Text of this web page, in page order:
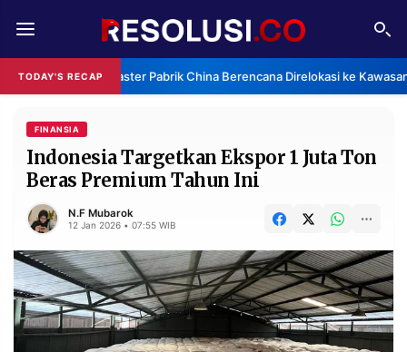
TODAY'S RECAPKlaster Pabrik China Berencana Direlokasi ke
REDAKSI TENTANG
RESOLUSI IKLAN
RUBRIKASI
EDITORIAL AKSARA
DAERAH NASIONAL
MANCA SPORT
FINANSIA
Indonesia Targetkan Ekspor 1 Juta Ton
Beras Premium Tahun Ini
N.F Mubarok
12 Jan 2026 • 07:55 WIB